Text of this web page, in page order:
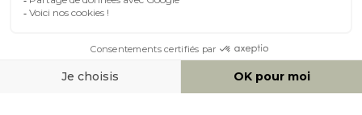
À PROPOS DE MILIBOO